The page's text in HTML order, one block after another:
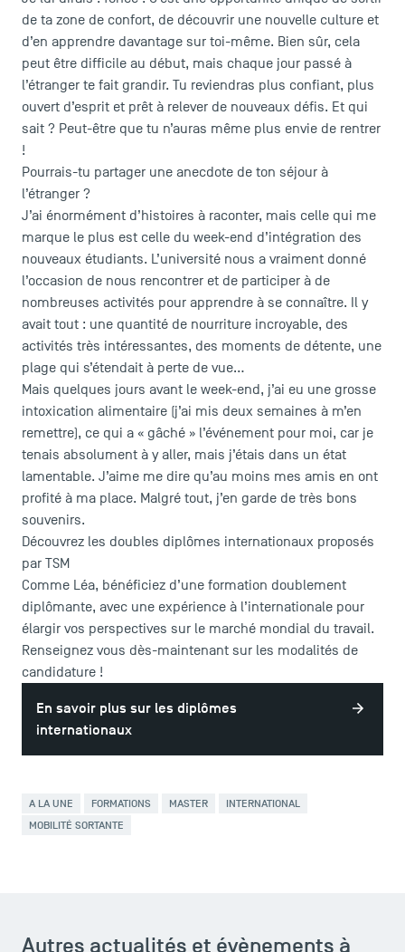
de ta zone de confort, de découvrir une nouvelle culture et
d’en apprendre davantage sur toi-même. Bien sûr, cela
peut être difficile au début, mais chaque jour passé à
l’étranger te fait grandir. Tu reviendras plus confiant, plus
ouvert d’esprit et prêt à relever de nouveaux défis. Et qui
sait ? Peut-être que tu n’auras même plus envie de rentrer
!
Pourrais-tu partager une anecdote de ton séjour à
l’étranger ?
J’ai énormément d’histoires à raconter, mais celle qui me
marque le plus est celle du week-end d’intégration des
nouveaux étudiants. L’université nous a vraiment donné
l’occasion de nous rencontrer et de participer à de
nombreuses activités pour apprendre à se connaître. Il y
avait tout : une quantité de nourriture incroyable, des
activités très intéressantes, des moments de détente, une
plage qui s’étendait à perte de vue…
Mais quelques jours avant le week-end, j’ai eu une grosse
intoxication alimentaire (j’ai mis deux semaines à m’en
remettre), ce qui a « gâché » l’événement pour moi, car je
tenais absolument à y aller, mais j’étais dans un état
lamentable. J’aime me dire qu’au moins mes amis en ont
profité à ma place. Malgré tout, j’en garde de très bons
souvenirs.
Découvrez les doubles diplômes internationaux proposés
par TSM
Comme Léa, bénéficiez d’une formation doublement
diplômante, avec une expérience à l’internationale pour
élargir vos perspectives sur le marché mondial du travail.
Renseignez vous dès-maintenant sur les modalités de
candidature !
En savoir plus sur les diplômes
internationaux
A LA UNE FORMATIONS MASTER
INTERNATIONAL
MOBILITÉ SORTANTE
Autres actualités et évènements à